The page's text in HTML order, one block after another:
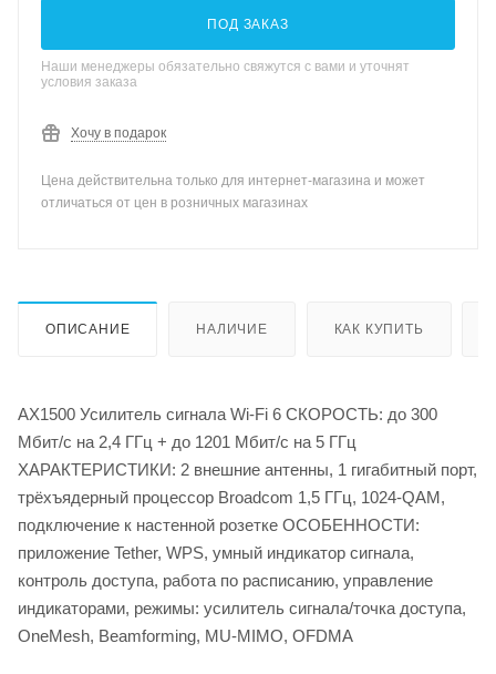
ПОД ЗАКАЗ
Наши менеджеры обязательно свяжутся с вами и уточнят
условия заказа
Хочу в подарок
Цена действительна только для интернет-магазина и может
отличаться от цен в розничных магазинах
ОПИСАНИЕ НАЛИЧИЕ КАК КУПИТЬ
AX1500 Усилитель сигнала Wi-Fi 6 СКОРОСТЬ: до 300
Мбит/с на 2,4 ГГц + до 1201 Мбит/с на 5 ГГц
ХАРАКТЕРИСТИКИ: 2 внешние антенны, 1 гигабитный порт,
трёхъядерный процессор Broadcom 1,5 ГГц, 1024-QAM,
подключение к настенной розетке ОСОБЕННОСТИ:
приложение Tether, WPS, умный индикатор сигнала,
контроль доступа, работа по расписанию, управление
индикаторами, режимы: усилитель сигнала/точка доступа,
OneMesh, Beamforming, MU-MIMO, OFDMA